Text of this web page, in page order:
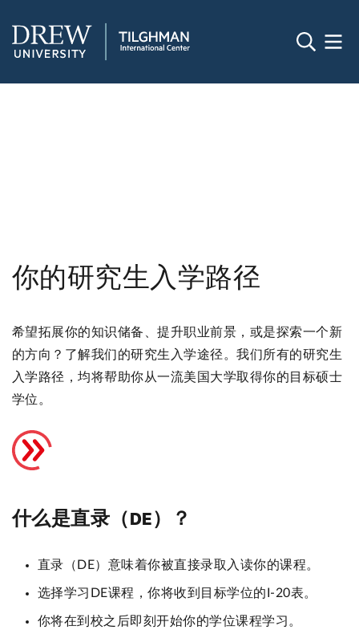
你的研究生入学路径
希望拓展你的知识储备、提升职业前景，或是探索一个新
的方向？了解我们的研究生入学途径。我们所有的研究生
入学路径，均将帮助你从一流美国大学取得你的目标硕士
学位。
什么是直录（DE）？
直录（DE）意味着你被直接录取入读你的课程。
选择学习DE课程，你将收到目标学位的I-20表。
你将在到校之后即刻开始你的学位课程学习。